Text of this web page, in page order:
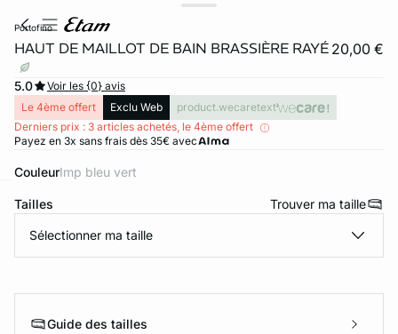
portofino
HAUT DE MAILLOT DE BAIN BRASSIÈRE RAYÉ 20,00 €
5.0
Voir les {0} avis
Le 4ème offert
Exclu Web
product.wecaretext
Derniers prix : 3 articles achetés, le 4ème offert
Payez en 3x sans frais dès 35€ avec
Couleur imp bleu vert
Tailles Trouver ma taille
Sélectionner ma taille
Guide des tailles